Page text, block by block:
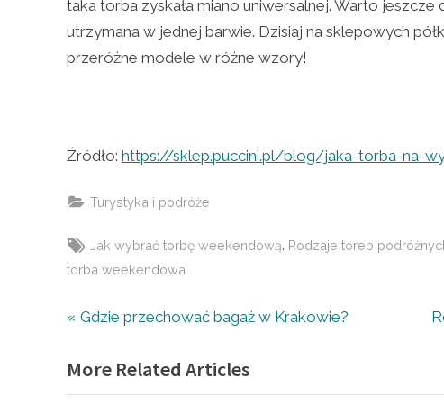
taka torba zyskała miano uniwersalnej. Warto jeszcze
utrzymana w jednej barwie. Dzisiaj na sklepowych
przeróżne modele w różne wzory!
Źródło: https://sklep.puccini.pl/blog/jaka-torba-na-
Turystyka i podróże
Tags:
Jak wybrać torbę weekendową Rodzaje toreb
torba weekendowa
Nawigacja
wpisu
P
e
v
Gdzie przechować bagaż w Krakowie?
N
t
More Related Articles